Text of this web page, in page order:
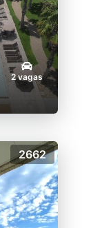
2 vagas
2662